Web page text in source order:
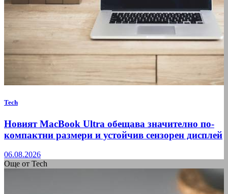
Tech
Новият MacBook Ultra обещава значително по-
компактни размери и устойчив сензорен дисплей
06.08.2026
Още от Tech